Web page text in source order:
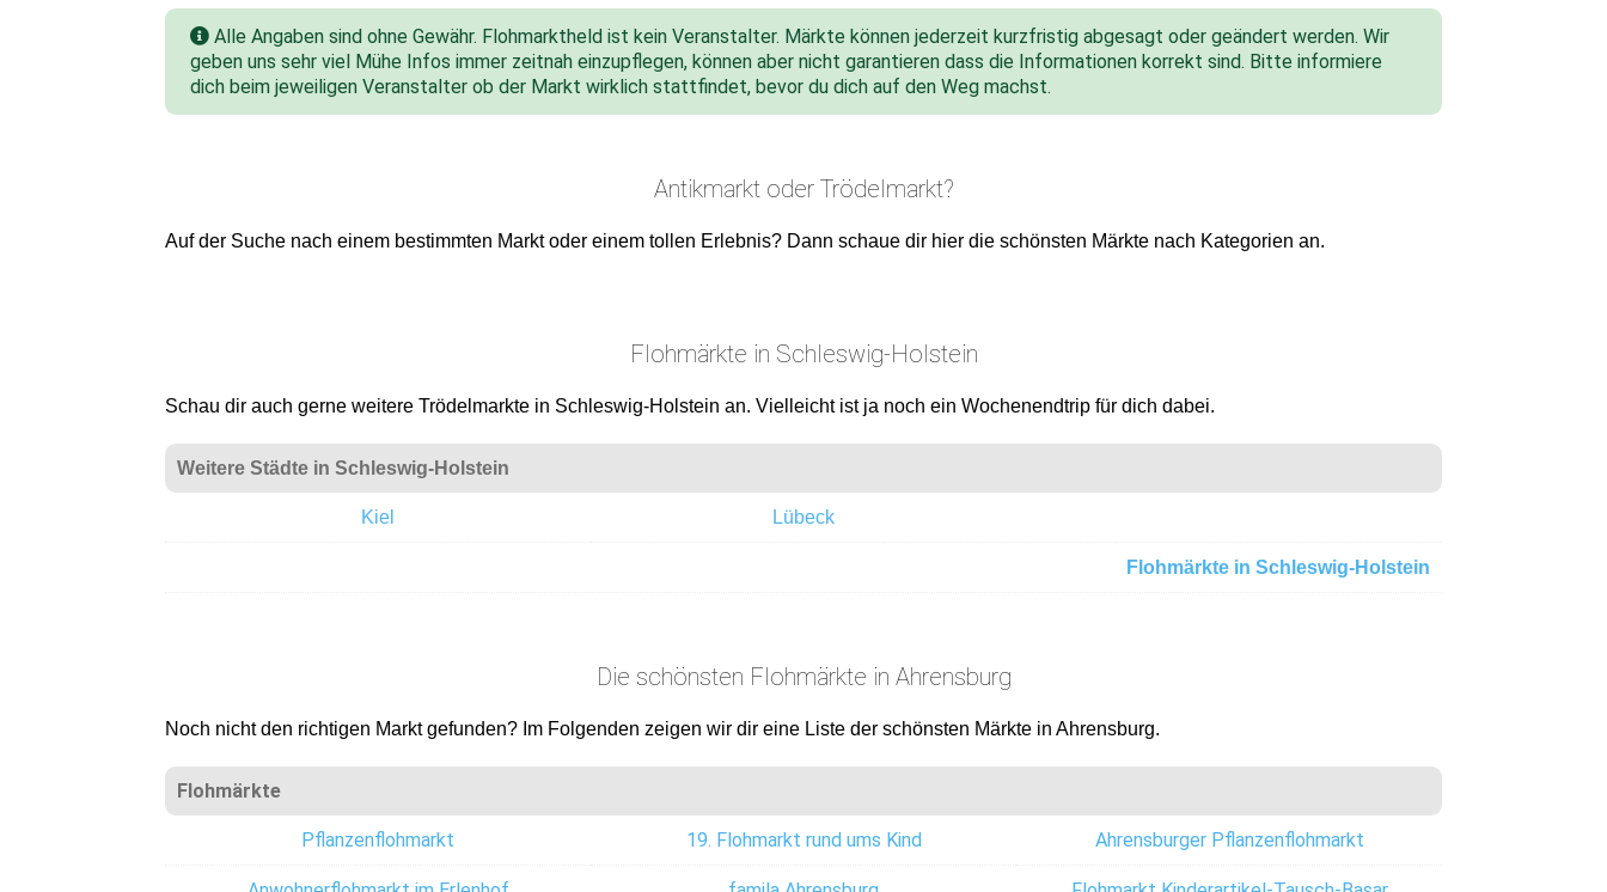
Alle Angaben sind ohne Gewähr. Flohmarktheld ist kein Veranstalter. Märkte können jederzeit kurzfristig abgesagt oder geändert werden. Wir
geben uns sehr viel Mühe Infos immer zeitnah einzupflegen, können aber nicht garantieren dass die Informationen korrekt sind. Bitte informiere
dich beim jeweiligen Veranstalter ob der Markt wirklich stattfindet, bevor du dich auf den Weg machst.
Antikmarkt oder Trödelmarkt?
Auf der Suche nach einem bestimmten Markt oder einem tollen Erlebnis? Dann schaue dir hier die schönsten Märkte nach Kategorien an.
Flohmärkte in Schleswig-Holstein
Schau dir auch gerne weitere Trödelmarkte in Schleswig-Holstein an. Vielleicht ist ja noch ein Wochenendtrip für dich dabei.
Weitere Städte in Schleswig-Holstein
Kiel Lübeck
Flohmärkte in Schleswig-Holstein
Die schönsten Flohmärkte in Ahrensburg
Noch nicht den richtigen Markt gefunden? Im Folgenden zeigen wir dir eine Liste der schönsten Märkte in Ahrensburg.
Flohmärkte
Pflanzenflohmarkt 19. Flohmarkt rund ums Kind Ahrensburger Pflanzenflohmarkt